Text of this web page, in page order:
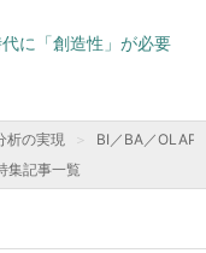
に「創造性」が必要
析の実現
BI／BA／OLAP
集記事一覧